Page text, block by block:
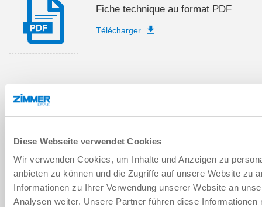
Diese Webseite verwendet Cookies
Wir verwenden Cookies, um Inhalte und Anzeigen zu
anbieten zu können und die Zugriffe auf unsere Website zu
Informationen zu Ihrer Verwendung unserer Website an
Analysen weiter. Unsere Partner führen diese
Fiche technique au format PDF
Télécharger
Télécharger les données de CAO